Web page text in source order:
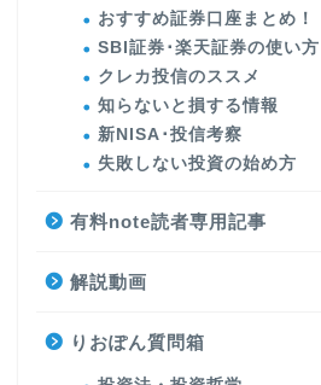
おすすめ証券口座まとめ！
SBI証券･楽天証券の使い方
クレカ投信のススメ
知らないと損する情報
新NISA･投信考察
失敗しない投資の始め方
有料note読者専用記事
解説動画
りおぽん質問箱